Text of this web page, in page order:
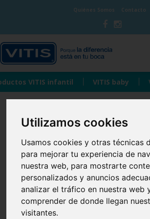
Utilizamos cookies
Usamos cookies y otras técnicas
para mejorar tu experiencia de
nuestra web, para mostrarte
personalizados y anuncios
analizar el tráfico en nuestra web
comprender de donde llegan
visitantes.
Quiénes Somos Contacto
VITIS infantil VITIS baby
LA
LA HIGIENE
EN LA EDAD
INFANTIL